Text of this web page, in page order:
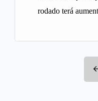
rodado terá